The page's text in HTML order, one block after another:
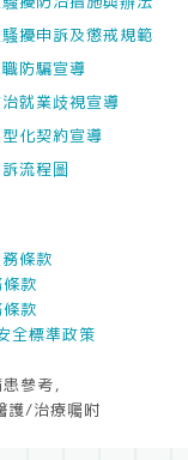
擾申訴及懲戒規範
防騙宣導
就業歧視宣導
化契約宣導
流程圖
條款
款
款
全標準政策
參考，
護/治療囑咐